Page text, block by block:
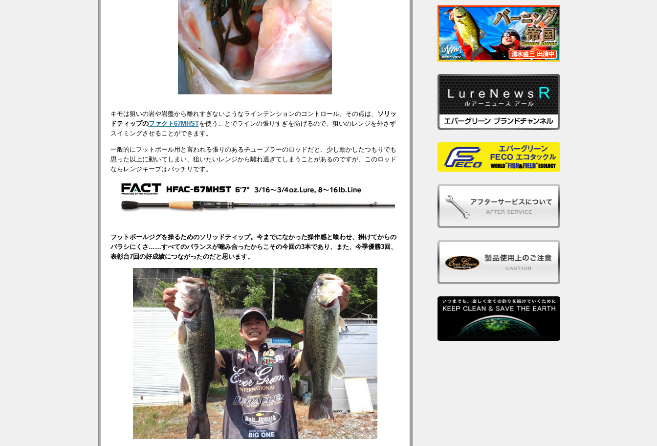
キモは狙いの岩や岩盤から離れすぎないようなラインテンションのコントロール。その点は、 ソリッ
ドティップのファクト67MHSTを使うことでラインの張りすぎを防げるので、狙いのレンジを外さず
スイミングさせることができます。
一般的にフットボール用と言われる張りのあるチューブラーのロッドだと、少し動かしたつもりでも
思った以上に動いてしまい、狙いたいレンジから離れ過ぎてしまうことがあるのですが、このロッド
ならレンジキープはバッチリです。
フットボールジグを操るためのソリッドティップ。今までになかった操作感と喰わせ、掛けてからの
バラシにくさ……すべてのバランスが噛み合ったからこその今回の3本であり、また、今季優勝3回、
表彰台7回の好成績につながったのだと思います。